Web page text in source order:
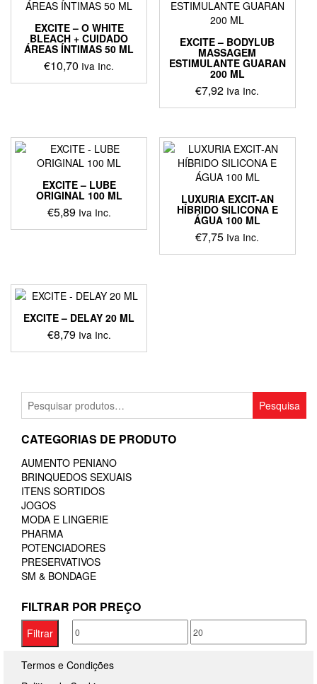
EXCITE – O WHITE
BLEACH + CUIDADO
ÁREAS ÍNTIMAS 50 ML
€10,70 Iva Inc.
EXCITE – BODYLUB
MASSAGEM
ESTIMULANTE GUARAN
200 ML
€7,92 Iva Inc.
EXCITE – LUBE
ORIGINAL 100 ML
€5,89 Iva Inc.
LUXURIA EXCIT-AN
HÍBRIDO SILICONA E
ÁGUA 100 ML
€7,75 Iva Inc.
EXCITE – DELAY 20 ML
€8,79 Iva Inc.
Pesquisar
por:
Pesquisa
CATEGORIAS DE PRODUTO
AUMENTO PENIANO
BRINQUEDOS SEXUAIS
ITENS SORTIDOS
JOGOS
MODA E LINGERIE
PHARMA
POTENCIADORES
PRESERVATIVOS
SM & BONDAGE
FILTRAR POR PREÇO
Preço
Preço
Filtrar
Termos e Condições